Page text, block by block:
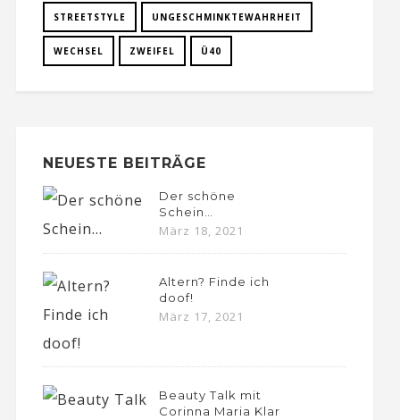
STREETSTYLE UNGESCHMINKTEWAHRHEIT
WECHSEL ZWEIFEL Ü40
NEUESTE BEITRÄGE
Der schöne
Schein…
März 18, 2021
Altern? Finde ich
doof!
März 17, 2021
Beauty Talk mit
Corinna Maria Klar